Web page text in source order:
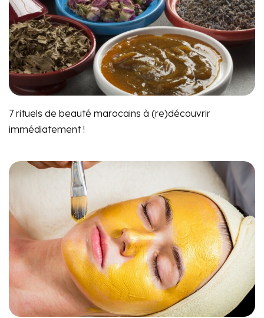
7 rituels de beauté marocains à (re)découvrir
immédiatement !